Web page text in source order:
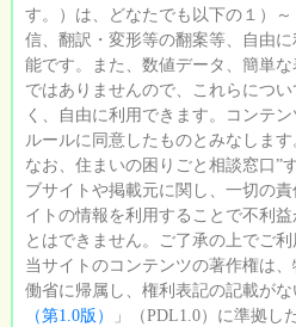
す。）は、どなたでも以下の１）
信、翻訳・変形等の翻案等、自由
能です。また、数値データ、簡単
ではありませんので、これらにつ
く、自由に利用できます。コンテ
ルールに同意したものとみなします
なお、住まいの困りごと相談窓口”
ブサイトや掲載元に関し、一切の
イトの情報を利用することで不利
とはできません。ご了承の上でご利
当サイトのコンテンツの著作権は
働省に帰属し、権利表記の記載がな
（第1.0版）
」（PDL1.0）に準拠し